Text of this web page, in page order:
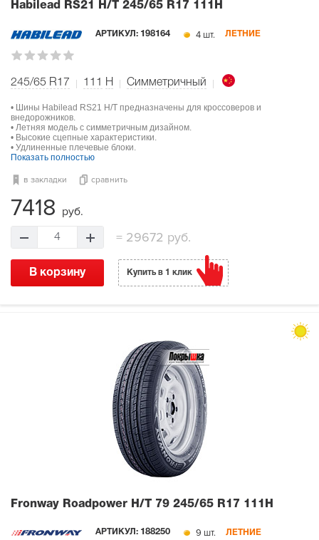
Habilead RS21 H/T 245/65 R17 111H
АРТИКУЛ: 198164 4 шт. ЛЕТНИЕ
245/65 R17 111 H Симметричный
• Шины Habilead RS21 H/T предназначены для кроссоверов и
внедорожников.
• Летняя модель с симметричным дизайном.
• Высокие сцепные характеристики.
• Удлиненные плечевые блоки.
Показать полностью
в закладки сравнить
7418 руб.
4 = 29672 руб.
В корзину Купить в 1 клик
Fronway Roadpower H/T 79 245/65 R17 111H
АРТИКУЛ: 188250 9 шт. ЛЕТНИЕ